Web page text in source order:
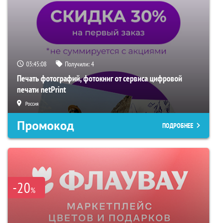
03:45:07 Получили:4
Печать фотографий, фотокниг от сервиса цифровой
печати netPrint
Россия
Промокод ПОДРОБНЕЕ
-20%